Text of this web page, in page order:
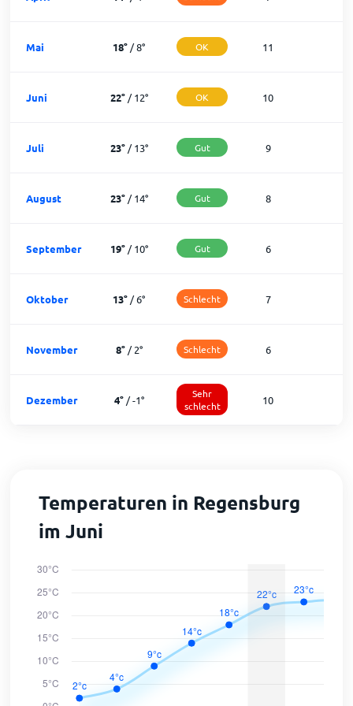
Mai 18° /8° OK 11
Juni 22°/12° OK 10
Juli 23°/13° Gut 9
August 23°/14° Gut 8
September 19°/10° Gut 6
Oktober 13° /6° Schlecht 7
November 8°/2° Schlecht 6
Dezember 4°/-1°
Sehr
schlecht
10
Temperaturen in Regensburg
im Juni